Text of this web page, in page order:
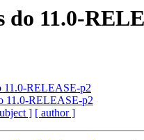
11.0-
11.0-RELEASE-p2
11.0-RELEASE-p2
] [ author ]